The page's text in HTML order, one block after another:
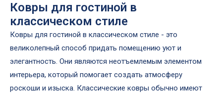
Ковры для гостиной в
классическом стиле
Ковры для гостиной в классическом стиле - это
великолепный способ придать помещению уют и
элегантность. Они являются неотъемлемым элементом
интерьера, который помогает создать атмосферу
роскоши и изыска. Классические ковры обычно имеют